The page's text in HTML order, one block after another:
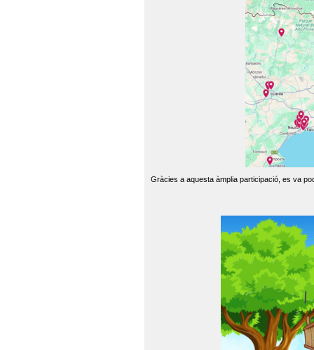
Gràcies a aquesta àmplia participació, es va